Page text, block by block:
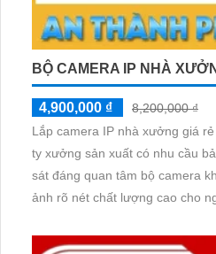
BỘ CAMERA IP NHÀ
4,900,000 ₫
8,200,000 ₫
Lắp camera IP nhà xưởng giá
ty xưởng sản xuất có nhu cầu
sát đáng quan tâm bộ camera kho hàng nhà xưởng công nghệ IP đảm bảo cung cấp hình
ảnh rõ nét chất lượng cao cho